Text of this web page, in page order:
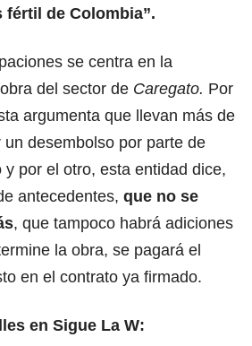
fértil de Colombia”.
se centra en la
del sector de Caregato. Por
argumenta que llevan más de
desembolso por parte de
y por el otro, esta entidad dice,
antecedentes, que no se
, que tampoco habrá adiciones
la obra, se pagará el
en el contrato ya firmado.
en Sigue La W: